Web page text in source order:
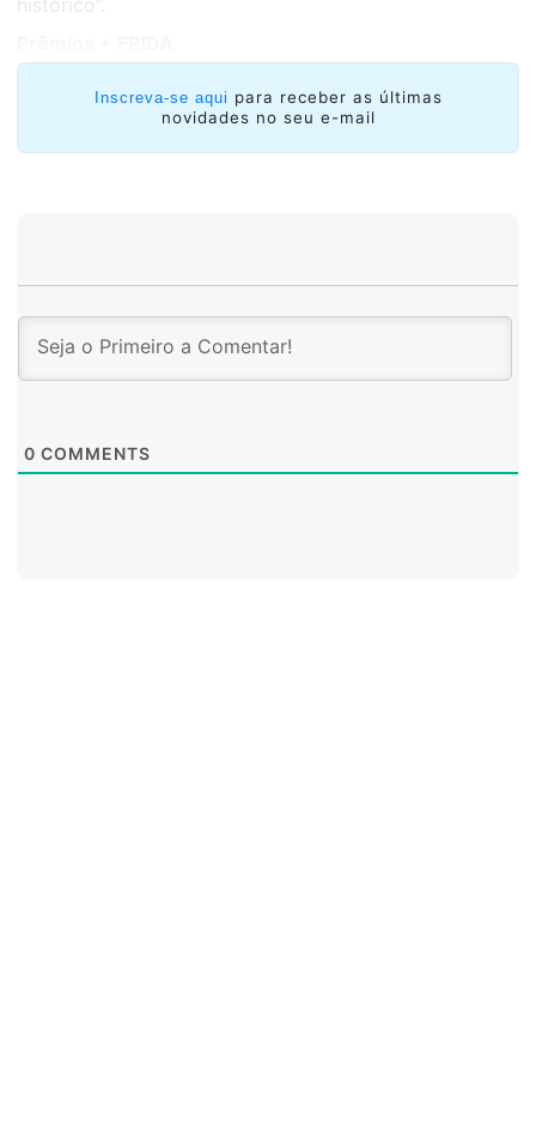
histórico”.
Inscreva-se aqui para receber as últimas
novidades no seu e-mail
0 COMMENTS